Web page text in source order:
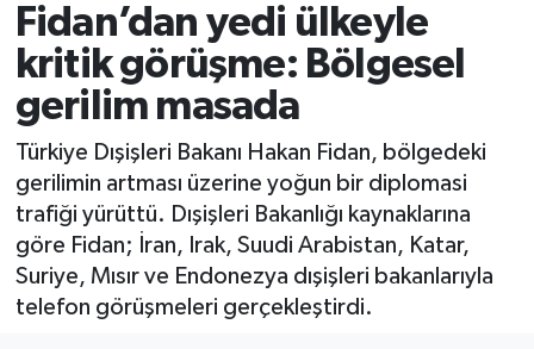
Fidan’dan yedi ülkeyle
kritik görüşme: Bölgesel
gerilim masada
Türkiye Dışişleri Bakanı Hakan Fidan, bölgedeki
gerilimin artması üzerine yoğun bir diplomasi
trafiği yürüttü. Dışişleri Bakanlığı kaynaklarına
göre Fidan; İran, Irak, Suudi Arabistan, Katar,
Suriye, Mısır ve Endonezya dışişleri bakanlarıyla
telefon görüşmeleri gerçekleştirdi.
SAĞLIK
SPOR
TEKNOLOJİ
TÜRKİYE
Tüm Manşetler
Son Dakika Haberleri
Haber Arşivi